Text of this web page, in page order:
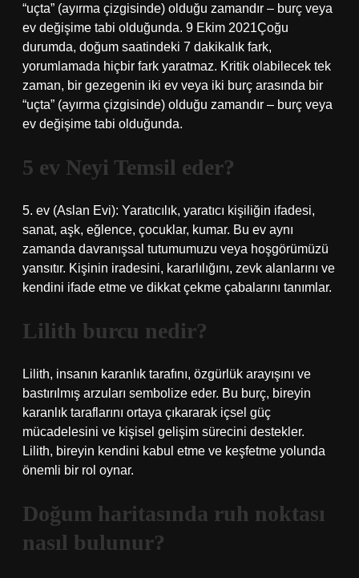
“uçta” (ayırma çizgisinde) olduğu zamandır – burç veya
ev değişime tabi olduğunda. 9 Ekim 2021Çoğu
durumda, doğum saatindeki 7 dakikalık fark,
yorumlamada hiçbir fark yaratmaz. Kritik olabilecek tek
zaman, bir gezegenin iki ev veya iki burç arasında bir
“uçta” (ayırma çizgisinde) olduğu zamandır – burç veya
ev değişime tabi olduğunda.
5 ev Neyi Temsil eder?
5. ev (Aslan Evi): Yaratıcılık, yaratıcı kişiliğin ifadesi,
sanat, aşk, eğlence, çocuklar, kumar. Bu ev aynı
zamanda davranışsal tutumumuzu veya hoşgörümüzü
yansıtır. Kişinin iradesini, kararlılığını, zevk alanlarını ve
kendini ifade etme ve dikkat çekme çabalarını tanımlar.
Lilith burcu nedir?
Lilith, insanın karanlık tarafını, özgürlük arayışını ve
bastırılmış arzuları sembolize eder. Bu burç, bireyin
karanlık taraflarını ortaya çıkararak içsel güç
mücadelesini ve kişisel gelişim sürecini destekler.
Lilith, bireyin kendini kabul etme ve keşfetme yolunda
önemli bir rol oynar.
Doğum haritasında ruh noktası
nasıl bulunur?